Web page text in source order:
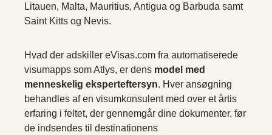
Litauen, Malta, Mauritius, Antigua og Barbuda samt
Saint Kitts og Nevis.
Hvad der adskiller eVisas.com fra automatiserede
visumapps som Atlys, er dens model med
menneskelig eksperteftersyn. Hver ansøgning
behandles af en visumkonsulent med over et årtis
erfaring i feltet, der gennemgår dine dokumenter, før
de indsendes til destinationens